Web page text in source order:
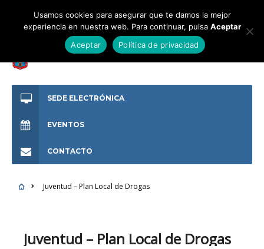
SEDE ELECTRÓNICA
EVENTOS
CONTACTO
Juventud – Plan Local de Drogas
Juventud – Plan Local de Drogas
Usamos cookies para asegurar que te damos la mejor
experiencia en nuestra web. Para continuar, pulsa Aceptar
Aceptar
Política de privacidad